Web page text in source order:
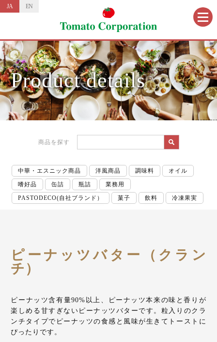
JA EN
Product details
商品を探す
中華・エスニック商品 洋風商品 調味料
オイル
嗜好品
缶詰 瓶詰
業務用
PASTODECO(自社ブランド）
菓子 飲料 冷凍果実
ピーナッツバター（クラン
チ）
ピーナッツ含有量90%以上、ピーナッツ本来の味と香りが
楽しめる甘すぎないピーナッツバターです。粒入りのクラ
ンチタイプでピーナッツの食感と風味が生きてトーストに
ぴったりです。